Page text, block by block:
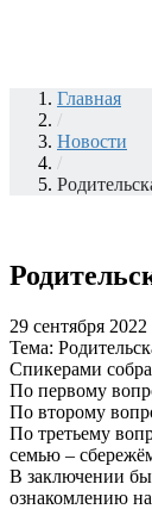
Главная
/
Новости
/
29 сентября
Тема:
Спикерами
По первому
По второму
По третьему
семью –
В заключении
ознакомлению